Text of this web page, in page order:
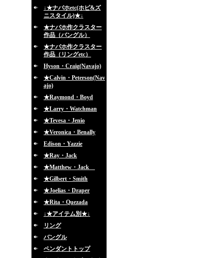
↓★ナバホetc(ホピ&ズ
ニスタイル)★↓
★ナバホ作クラスター
作品（バングル）
★ナバホ作クラスター
作品（リングetc）
Hyson・Craig(Navajo)
★Calvin・Peterson(Nav
ajo)
★Raymond・Boyd
★Larry・Watchman
★Tevesa・Jenio
★Veronica・Benally
Edison・Yazzie
★Ray・Jack
★Matthew・Jack
★Gilbert・Smith
★Joelias・Draper
★Rita・Quezada
↓★アイテム別★↓
リング
バングル
ペンダントトップ